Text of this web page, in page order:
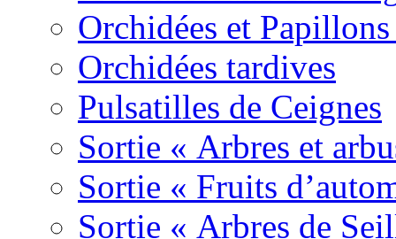
Orchidées et
Orchidées tardives
Pulsatilles de Ceignes
Sortie « Arbres et
Sortie « Fruits
Sortie « Arbres de